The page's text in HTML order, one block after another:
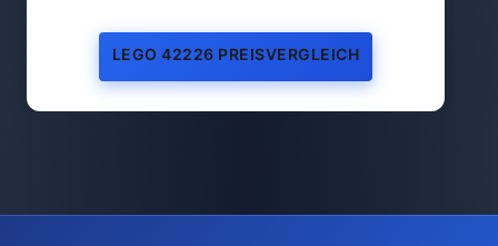
LEGO 42226 PREISVERGLEICH